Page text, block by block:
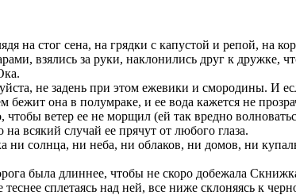
на стог сена, на грядки с капустой и репой, на
взялись за руки, наклонились друг к дружке,
не задень при этом ежевики и смородины. И
она в полумраке, и ее вода кажется не
ветер ее не морщил (ей так вредно
всякий случай ее прячут от любого глаза.
ни солнца, ни неба, ни облаков, ни домов, ни
была длиннее, чтобы не скоро добежала
сплетаясь над ней, все ниже склоняясь к